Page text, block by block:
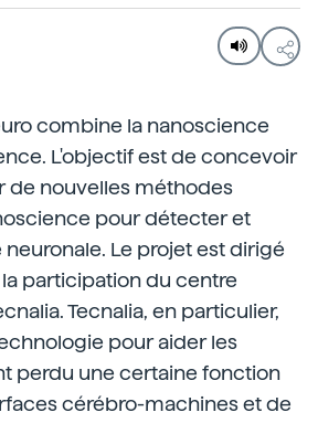
combine la nanoscience
L'objectif est de concevoir
de nouvelles méthodes
pour détecter et
Le projet est dirigé
la participation du centre
Tecnalia, en particulier,
pour aider les
perdu une certaine fonction
cérébro-machines et de